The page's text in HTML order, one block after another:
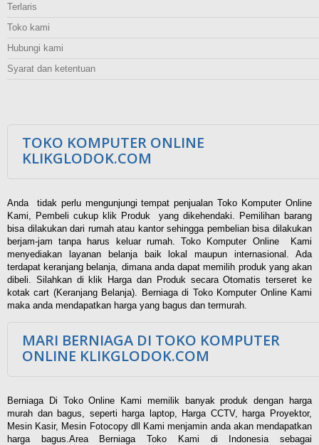
Terlaris
Toko kami
Hubungi kami
Syarat dan ketentuan
TOKO KOMPUTER ONLINE
KLIKGLODOK.COM
Anda tidak perlu mengunjungi tempat penjualan Toko Komputer Online
Kami, Pembeli cukup klik Produk yang dikehendaki. Pemilihan barang
bisa dilakukan dari rumah atau kantor sehingga pembelian bisa dilakukan
berjam-jam tanpa harus keluar rumah. Toko Komputer Online Kami
menyediakan layanan belanja baik lokal maupun internasional. Ada
terdapat keranjang belanja, dimana anda dapat memilih produk yang akan
dibeli. Silahkan di klik Harga dan Produk secara Otomatis terseret ke
kotak cart (Keranjang Belanja). Berniaga di Toko Komputer Online Kami
maka anda mendapatkan harga yang bagus dan termurah.
MARI BERNIAGA DI TOKO KOMPUTER
ONLINE KLIKGLODOK.COM
Berniaga Di Toko Online Kami memilik banyak produk dengan harga
murah dan bagus, seperti harga laptop, Harga CCTV, harga Proyektor,
Mesin Kasir, Mesin Fotocopy dll Kami menjamin anda akan mendapatkan
harga bagus.Area Berniaga Toko Kami di Indonesia sebagai